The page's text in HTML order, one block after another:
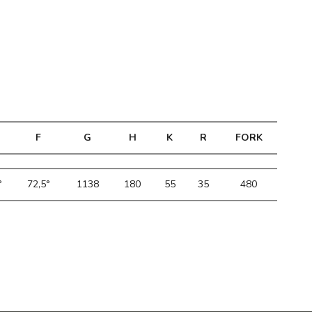
F G H K R FORK
72,5° 1138 180 55 35 480